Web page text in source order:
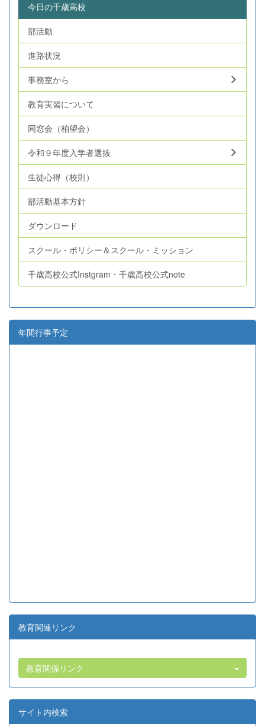
今日の千歳高校
部活動
進路状況
事務室から
教育実習について
同窓会（柏望会）
令和９年度入学者選抜
生徒心得（校則）
部活動基本方針
ダウンロード
スクール・ポリシー＆スクール・ミッション
千歳高校公式Instgram・千歳高校公式note
年間行事予定
教育関連リンク
教育関係リンク
サイト内検索